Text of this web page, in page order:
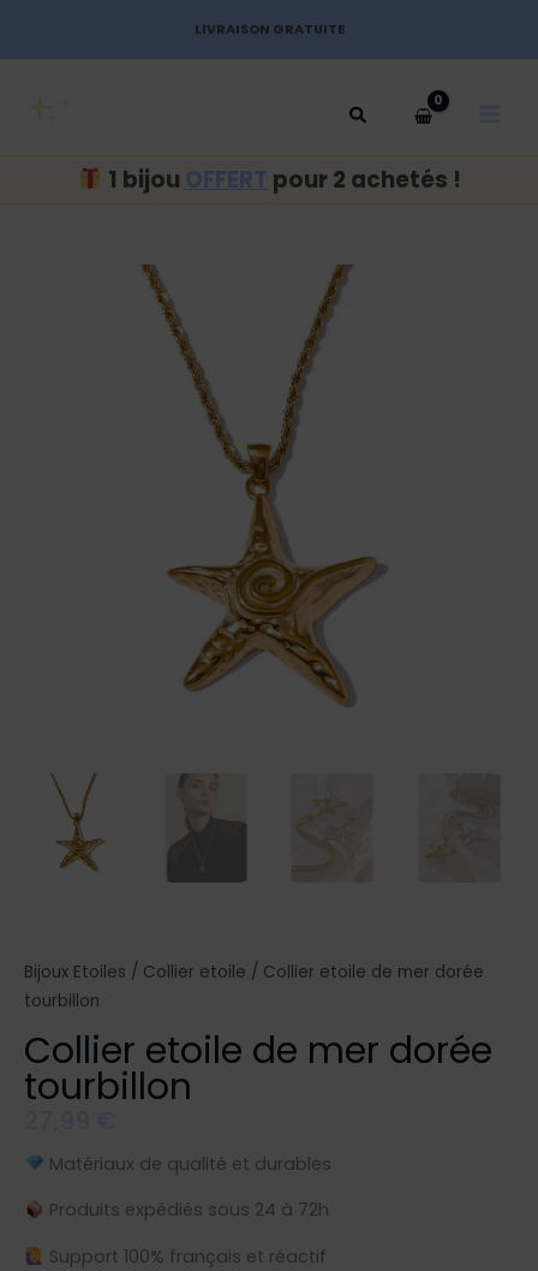
LIVRAISON GRATUITE
1 bijou OFFERT pour 2 achetés !
Bijoux Etoiles / Collier etoile / Collier etoile de mer dorée
tourbillon
Collier etoile de mer dorée
tourbillon
Matériaux de qualité et durables
Produits expédiés sous 24 à 72h
Support 100% français et réactif